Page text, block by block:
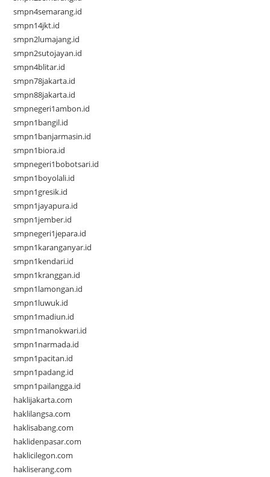
smpn4semarang.id
smpn14jkt.id
smpn2lumajang.id
smpn2sutojayan.id
smpn4blitar.id
smpn78jakarta.id
smpn88jakarta.id
smpnegeri1ambon.id
smpn1bangil.id
smpn1banjarmasin.id
smpn1biora.id
smpnegeri1bobotsari.id
smpn1boyolali.id
smpn1gresik.id
smpn1jayapura.id
smpn1jember.id
smpnegeri1jepara.id
smpn1karanganyar.id
smpn1kendari.id
smpn1kranggan.id
smpn1lamongan.id
smpn1luwuk.id
smpn1madiun.id
smpn1manokwari.id
smpn1narmada.id
smpn1pacitan.id
smpn1padang.id
smpn1pailangga.id
haklijakarta.com
haklilangsa.com
haklisabang.com
haklidenpasar.com
haklicilegon.com
hakliserang.com